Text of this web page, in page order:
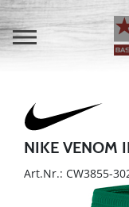
NIKE VENOM
Art.Nr.: CW3855-